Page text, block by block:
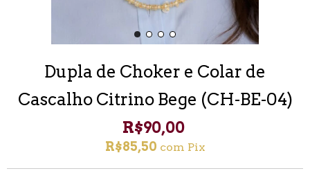
Dupla de Choker e Colar de
Cascalho Citrino Bege (CH-BE-04)
R$90,00
R$85,50 com Pix